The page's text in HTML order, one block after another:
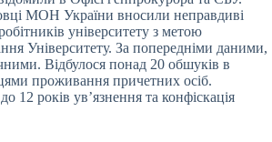
МОН України вносили неправдиві
університету з метою
Університету. За попередніми даними,
Відбулося понад 20 обшуків в
проживання причетних осіб.
12 років ув’язнення та конфіскація